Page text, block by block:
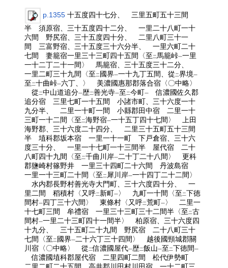
p.1355 十五度四十七分、 三里五町五十三間
半 須原宿、三十五度四十二分、 一里二十八町一十
六間 野尻宿、三十五度四十分、 二里八町三十一
間 三富野宿、三十五度三十六分半、 一里六町二十
七間 妻籠宿一里三十三町四十五間〈至 二 馬籠峠一一里
一十二丁二十一間〉 馬籠宿、三十五度三十二分、
一里二町三十九間〈至 二 國界一一十九丁五間、從 二界境一
至 二十曲峠一六丁、〉 美濃國惠那郡落合宿〈〇中略〉
從 二中山道追分一歴二善光寺一至 二今町一
信濃國佐久郡
追分宿 三里七町一十五間 小諸市町、三十六度一十
九分半、 二里一十町一間 小縣郡田中宿 二里一十
三町一十二間〈至 二海野宿一一十五丁四十七間〉 上田
海野郡、三十六度二十四分、 二里三十五町五十三間
半 埴科郡坂本宿 一里一十一町 下戸倉宿、三十六
度三十分、 一里一十七町一十三間半 屋代宿 二十
八町四十九間〈至 二千曲川岸一 二十丁二十八間〉 更科
郡鹽崎村篠野井 一里三十四町二十六間 丹波島宿
一里一十三町二十間〈至 二 犀川岸一一十四丁二十二間〉
水内郡長野村善光寺大門町、三十六度四十分、 一
里二間 稻積村〈又呼二 新町一 〉 九町一十間〈至 二下徳
間村一四丁三十六間〉 東條村〈又呼二荒町一 〉 二里一
十七町三間 牟禮宿 一里三十三町三十二間半〈至 二古
間村一一里二十三町四十一間半〉 柏原宿、三十六度四
十九分、 三十五町二十九間 野尻宿 二十八町三十
七間〈至 二 國界一 二十六丁三十四間〉 越後國頸城郡關
川宿〈〇中略〉 從 二信濃國屋代一歴二飯山一至 二下徳間一
信濃國埴科郡屋代宿 二里四町二間 松代伊勢町
二里二町二十五間 高井郡川田村川田宿 一十二町三